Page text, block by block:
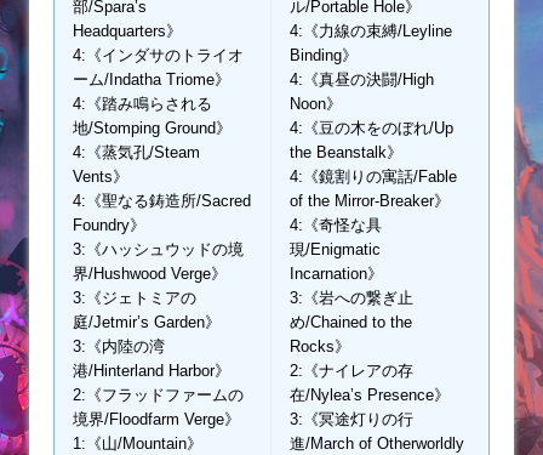
部/Spara’s
Headquarters》
4:《インダサのトライオ
ーム/Indatha Triome》
4:《踏み鳴らされる
地/Stomping Ground》
4:《蒸気孔/Steam
Vents》
4:《聖なる鋳造所/Sacred
Foundry》
3:《ハッシュウッドの境
界/Hushwood Verge》
3:《ジェトミアの
庭/Jetmir’s Garden》
3:《内陸の湾
港/Hinterland Harbor》
2:《フラッドファームの
境界/Floodfarm Verge》
1:《山/Mountain》
ル/Portable Hole》
4:《力線の束縛/Leyline
Binding》
4:《真昼の決闘/High
Noon》
4:《豆の木をのぼれ/Up
the Beanstalk》
4:《鏡割りの寓話/Fable
of the Mirror-Breaker》
4:《奇怪な具
現/Enigmatic
Incarnation》
3:《岩への繋ぎ止
め/Chained to the
Rocks》
2:《ナイレアの存
在/Nylea’s Presence》
3:《冥途灯りの行
進/March of Otherworldly